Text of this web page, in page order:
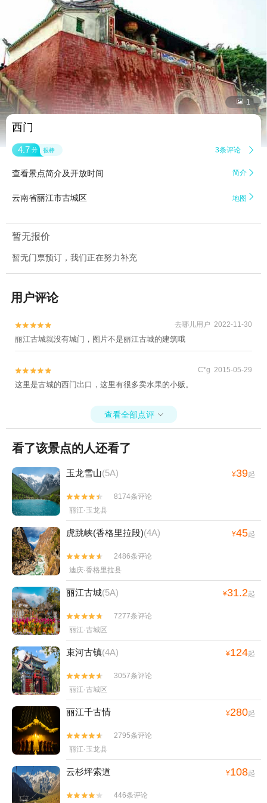
 1
西门
4.7 分 很棒 3条评论 
查看景点简介及开放时间 简介 
云南省丽江市古城区 地图 
暂无报价
暂无门票预订，我们正在努力补充
用户评论

 去哪儿用户 2022-11-30
丽江古城就没有城门，图片不是丽江古城的建筑哦

 C*g 2015-05-29
这里是古城的西门出口，这里有很多卖水果的小贩。
查看全部点评 
看了该景点的人还看了
玉龙雪山(5A) ¥39起


8174条评论
丽江·玉龙县
虎跳峡(香格里拉段)(4A) ¥45起


2486条评论
迪庆·香格里拉县
丽江古城(5A) ¥31.2起


7277条评论
丽江·古城区
束河古镇(4A) ¥124起


3057条评论
丽江·古城区
丽江千古情 ¥280起


2795条评论
丽江·玉龙县
云杉坪索道 ¥108起

 446条评论